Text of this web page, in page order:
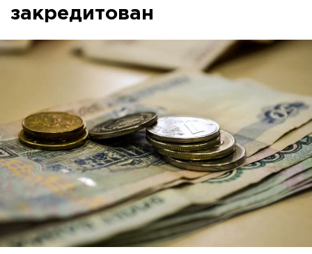
закредитован